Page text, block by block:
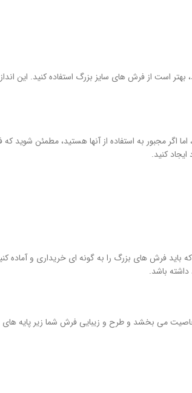
است از فرش های سایز بزرگ استفاده کنید. این
اگر مجبور به استفاده از آنها هستید، مطمئن شوید
کنید.
باید فرش های بزرگ را به گونه ای خریداری و آماده
باشد.
می بخشد و طرح و زیبایی فرش شما زیر پایه